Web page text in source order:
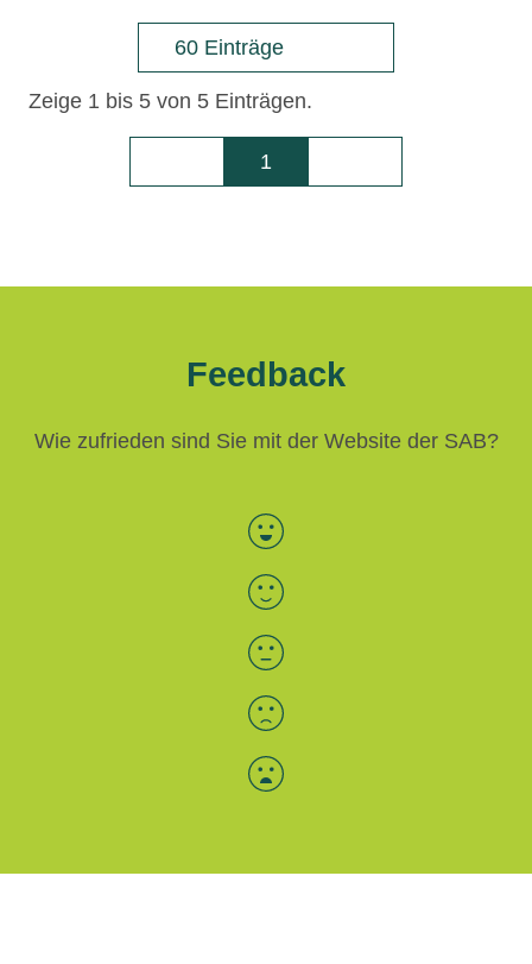
60 Einträge
Zeige 1 bis 5 von 5 Einträgen.
Seite
1
Feedback
Wie zufrieden sind Sie mit der Website der SAB?
Bewertung auswählen